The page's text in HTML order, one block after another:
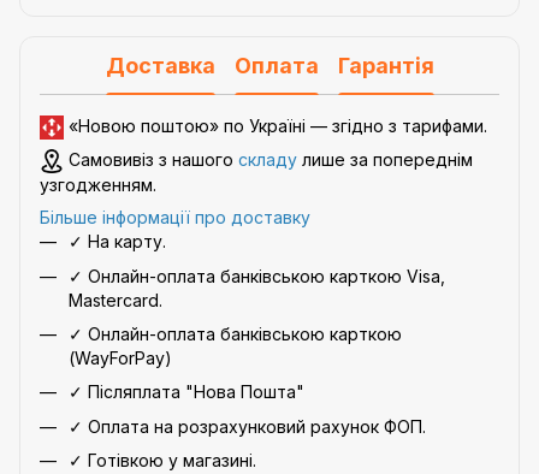
Доставка Оплата Гарантія
«Новою поштою» по Україні — згідно з тарифами.
Самовивіз з нашого складу лише за попереднім
узгодженням.
Більше інформації про доставку
✓ На карту.
✓ Онлайн-оплата банківською карткою Visa,
Mastercard.
✓ Онлайн-оплата банківською карткою
(WayForPay)
✓ Післяплата "Нова Пошта"
✓ Оплата на розрахунковий рахунок ФОП.
✓ Готівкою у магазині.